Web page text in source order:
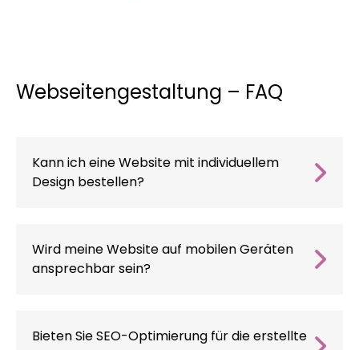
Webseitengestaltung – FAQ
Kann ich eine Website mit individuellem
Design bestellen?
die spezifischen Bedürfnisse Ihres
Unternehmens und Ihrer Branche an, damit
die Website den Charakter Ihrer Marke
Wird meine Website auf mobilen Geräten
ansprechbar sein?
funktioniert auf Computern, Tablets und
Smartphones einwandfrei.
Bieten Sie SEO-Optimierung für die erstellte